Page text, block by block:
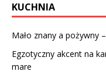
KUCHNIA
Mało znany a pożywny
Egzotyczny akcent na
mare